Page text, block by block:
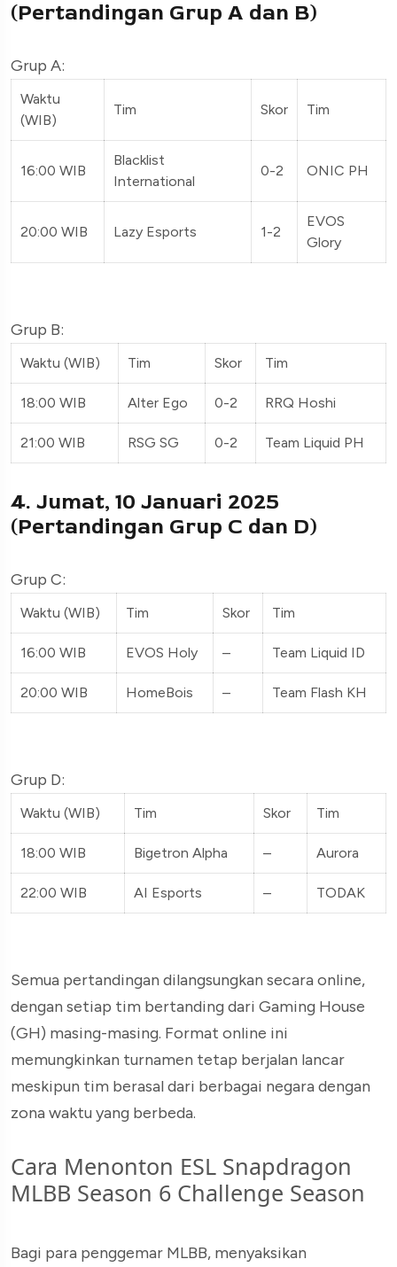
(Pertandingan Grup A dan B)
Grup A:
Waktu
(WIB)
Tim Skor Tim
16:00 WIB
Blacklist
International
0-2 ONIC PH
20:00 WIB Lazy Esports 1-2
EVOS
Glory
Grup B:
Waktu (WIB) Tim Skor Tim
18:00 WIB Alter Ego 0-2 RRQ Hoshi
21:00 WIB RSG SG 0-2 Team Liquid PH
4. Jumat, 10 Januari 2025
(Pertandingan Grup C dan D)
Grup C:
Waktu (WIB) Tim Skor Tim
16:00 WIB EVOS Holy – Team Liquid ID
20:00 WIB HomeBois – Team Flash KH
Grup D:
Waktu (WIB) Tim Skor Tim
18:00 WIB Bigetron Alpha – Aurora
22:00 WIB AI Esports – TODAK
Semua pertandingan dilangsungkan secara online,
dengan setiap tim bertanding dari Gaming House
(GH) masing-masing. Format online ini
memungkinkan turnamen tetap berjalan lancar
meskipun tim berasal dari berbagai negara dengan
zona waktu yang berbeda.
Cara Menonton ESL Snapdragon
MLBB Season 6 Challenge Season
Bagi para penggemar MLBB, menyaksikan